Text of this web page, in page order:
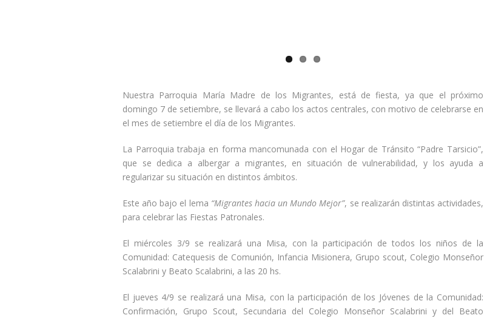
Nuestra Parroquia María Madre de los Migrantes, está de fiesta, ya que el próximo
domingo 7 de setiembre, se llevará a cabo los actos centrales, con motivo de celebrarse en
el mes de setiembre el día de los Migrantes.
La Parroquia trabaja en forma mancomunada con el Hogar de Tránsito “Padre Tarsicio”,
que se dedica a albergar a migrantes, en situación de vulnerabilidad, y los ayuda a
regularizar su situación en distintos ámbitos.
Este año bajo el lema “Migrantes hacia un Mundo Mejor”, se realizarán distintas actividades,
para celebrar las Fiestas Patronales.
El miércoles 3/9 se realizará una Misa, con la participación de todos los niños de la
Comunidad: Catequesis de Comunión, Infancia Misionera, Grupo scout, Colegio Monseñor
Scalabrini y Beato Scalabrini, a las 20 hs.
El jueves 4/9 se realizará una Misa, con la participación de los Jóvenes de la Comunidad:
Confirmación, Grupo Scout, Secundaria del Colegio Monseñor Scalabrini y del Beato